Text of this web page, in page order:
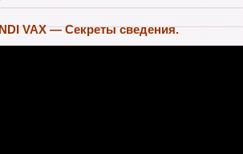
VAX — Секреты сведения.